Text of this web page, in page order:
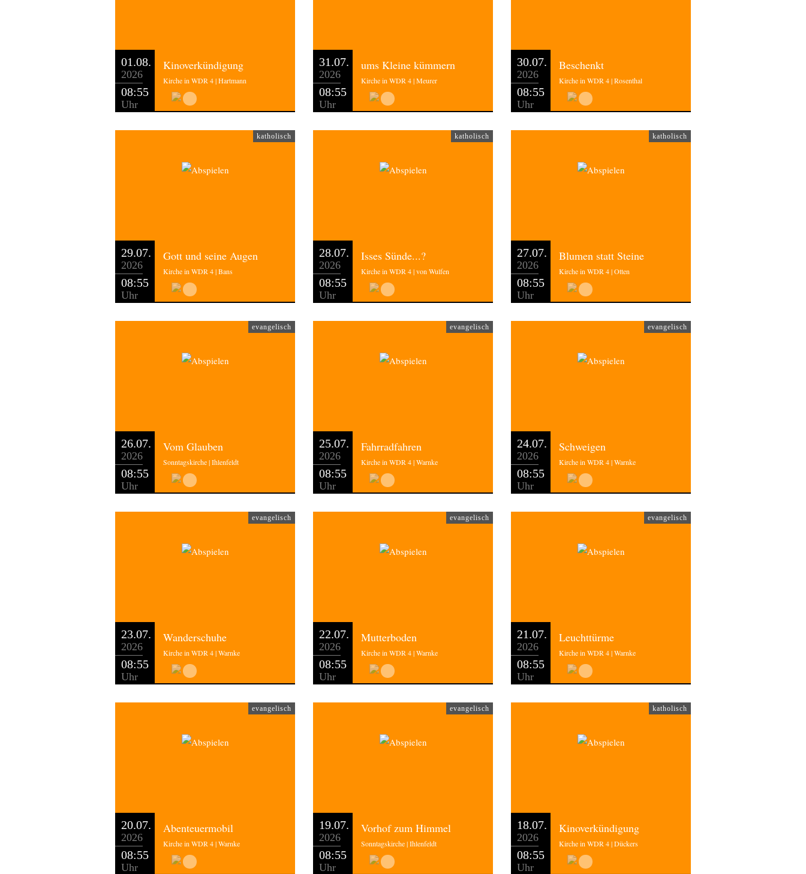
01.08.
2026
08:55
Uhr
Kinoverkündigung
Kirche in WDR 4 | Hartmann
31.07.
2026
08:55
Uhr
ums Kleine kümmern
Kirche in WDR 4 | Meurer
30.07.
2026
08:55
Uhr
Beschenkt
Kirche in WDR 4 | Rosenthal
katholisch
29.07.
2026
08:55
Uhr
Gott und seine Augen
Kirche in WDR 4 | Bans
katholisch
28.07.
2026
08:55
Uhr
Isses Sünde...?
Kirche in WDR 4 | von Wulfen
katholisch
27.07.
2026
08:55
Uhr
Blumen statt Steine
Kirche in WDR 4 | Otten
evangelisch
26.07.
2026
08:55
Uhr
Vom Glauben
Sonntagskirche | Ihlenfeldt
evangelisch
25.07.
2026
08:55
Uhr
Fahrradfahren
Kirche in WDR 4 | Warnke
evangelisch
24.07.
2026
08:55
Uhr
Schweigen
Kirche in WDR 4 | Warnke
evangelisch
23.07.
2026
08:55
Uhr
Wanderschuhe
Kirche in WDR 4 | Warnke
evangelisch
22.07.
2026
08:55
Uhr
Mutterboden
Kirche in WDR 4 | Warnke
evangelisch
21.07.
2026
08:55
Uhr
Leuchttürme
Kirche in WDR 4 | Warnke
evangelisch
20.07.
2026
08:55
Uhr
Abenteuermobil
Kirche in WDR 4 | Warnke
evangelisch
19.07.
2026
08:55
Uhr
Vorhof zum Himmel
Sonntagskirche | Ihlenfeldt
katholisch
18.07.
2026
08:55
Uhr
Kinoverkündigung
Kirche in WDR 4 | Dückers